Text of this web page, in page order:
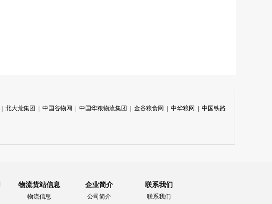
北大荒集团 中国谷物网 中国华粮物流集团 金谷粮食网 中华粮网 中国铁路
物流货站信息
物流信息
企业简介
公司简介
联系我们
联系我们